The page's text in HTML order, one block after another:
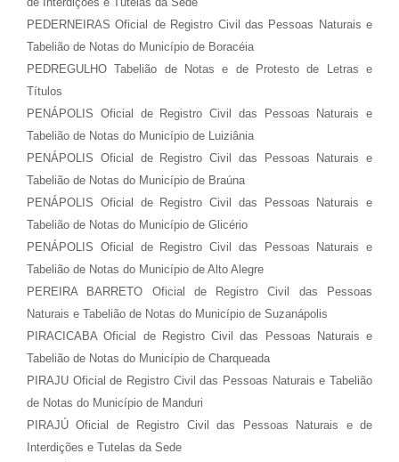
PEDERNEIRAS Oficial de Registro Civil das Pessoas Naturais e
Tabelião de Notas do Município de Boracéia
PEDREGULHO Tabelião de Notas e de Protesto de Letras e
Títulos
PENÁPOLIS Oficial de Registro Civil das Pessoas Naturais e
Tabelião de Notas do Município de Luiziânia
PENÁPOLIS Oficial de Registro Civil das Pessoas Naturais e
Tabelião de Notas do Município de Braúna
PENÁPOLIS Oficial de Registro Civil das Pessoas Naturais e
Tabelião de Notas do Município de Glicério
PENÁPOLIS Oficial de Registro Civil das Pessoas Naturais e
Tabelião de Notas do Município de Alto Alegre
PEREIRA BARRETO Oficial de Registro Civil das Pessoas
Naturais e Tabelião de Notas do Município de Suzanápolis
PIRACICABA Oficial de Registro Civil das Pessoas Naturais e
Tabelião de Notas do Município de Charqueada
PIRAJU Oficial de Registro Civil das Pessoas Naturais e Tabelião
de Notas do Município de Manduri
PIRAJÚ Oficial de Registro Civil das Pessoas Naturais e de
Interdições e Tutelas da Sede